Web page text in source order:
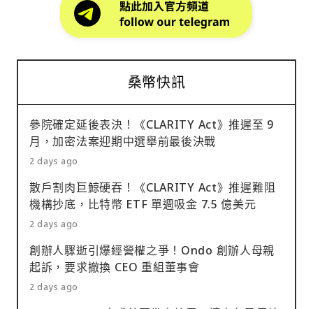
桑幣快訊
參院確定延後表決！《CLARITY Act》推遲至 9
月，加密法案迎期中選舉前最後決戰
2 days ago
散戶割肉巨鯨硬吞！《CLARITY Act》推遲難阻
機構抄底，比特幣 ETF 單週吸金 7.5 億美元
2 days ago
創辦人驟逝引爆經營權之爭！Ondo 創辦人母親
起訴，要求撤換 CEO 重組董事會
2 days ago